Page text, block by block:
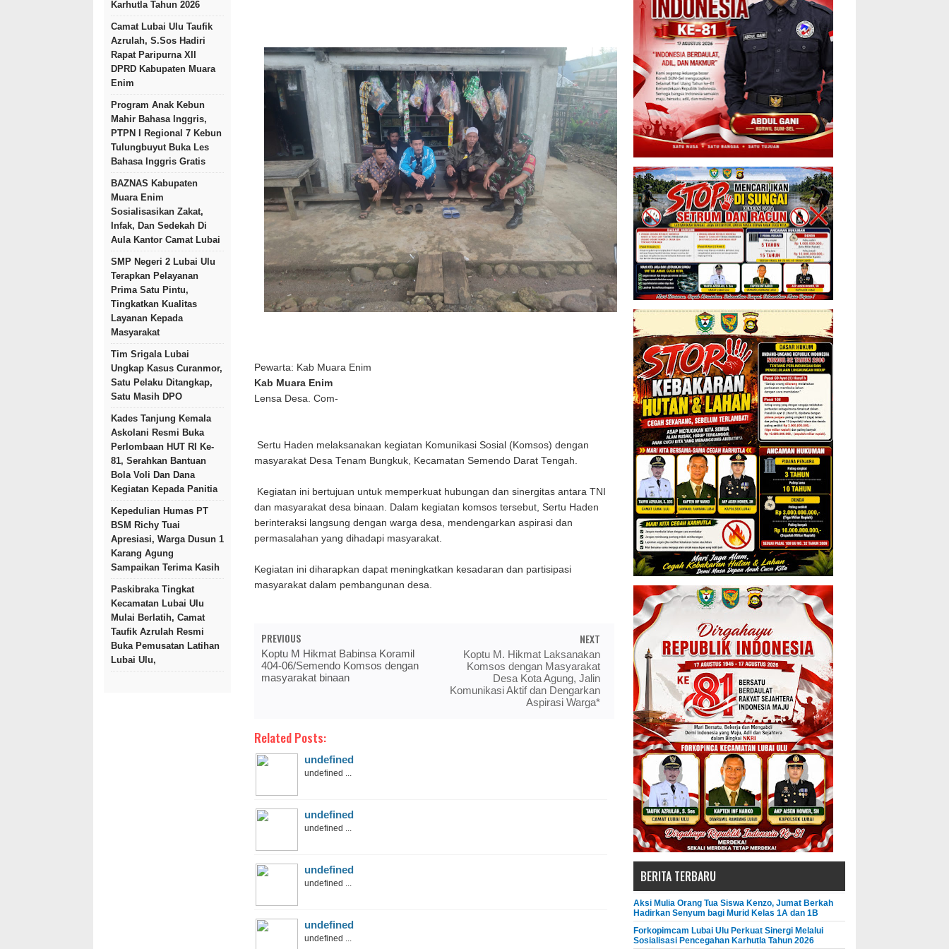
Karhutla Tahun 2026
Camat Lubai Ulu Taufik
Azrulah, S.Sos Hadiri
Rapat Paripurna XII
DPRD Kabupaten Muara
Enim
Program Anak Kebun
Mahir Bahasa Inggris,
PTPN I Regional 7 Kebun
Tulungbuyut Buka Les
Bahasa Inggris Gratis
BAZNAS Kabupaten
Muara Enim
Sosialisasikan Zakat,
Infak, Dan Sedekah Di
Aula Kantor Camat Lubai
SMP Negeri 2 Lubai Ulu
Terapkan Pelayanan
Prima Satu Pintu,
Tingkatkan Kualitas
Layanan Kepada
Masyarakat
Tim Srigala Lubai
Ungkap Kasus Curanmor,
Satu Pelaku Ditangkap,
Satu Masih DPO
Kades Tanjung Kemala
Askolani Resmi Buka
Perlombaan HUT RI Ke-
81, Serahkan Bantuan
Bola Voli Dan Dana
Kegiatan Kepada Panitia
Kepedulian Humas PT
BSM Richy Tuai
Apresiasi, Warga Dusun 1
Karang Agung
Sampaikan Terima Kasih
Paskibraka Tingkat
Kecamatan Lubai Ulu
Mulai Berlatih, Camat
Taufik Azrulah Resmi
Buka Pemusatan Latihan
Lubai Ulu,
Pewarta: Kab Muara Enim
Kab Muara Enim
Lensa Desa. Com-
Sertu Haden melaksanakan kegiatan Komunikasi Sosial (Komsos) dengan
masyarakat Desa Tenam Bungkuk, Kecamatan Semendo Darat Tengah.
Kegiatan ini bertujuan untuk memperkuat hubungan dan sinergitas antara TNI
dan masyarakat desa binaan. Dalam kegiatan komsos tersebut, Sertu Haden
berinteraksi langsung dengan warga desa, mendengarkan aspirasi dan
permasalahan yang dihadapi masyarakat.
Kegiatan ini diharapkan dapat meningkatkan kesadaran dan partisipasi
masyarakat dalam pembangunan desa.
PREVIOUS
Koptu M Hikmat Babinsa Koramil
404-06/Semendo Komsos dengan
masyarakat binaan
NEXT
Koptu M. Hikmat Laksanakan
Komsos dengan Masyarakat
Desa Kota Agung, Jalin
Komunikasi Aktif dan Dengarkan
Aspirasi Warga*
Related Posts:
undefined
undefined ...
undefined
undefined ...
undefined
undefined ...
undefined
undefined ...
BERITA TERBARU
Aksi Mulia Orang Tua Siswa Kenzo, Jumat Berkah
Hadirkan Senyum bagi Murid Kelas 1A dan 1B
Forkopimcam Lubai Ulu Perkuat Sinergi Melalui
Sosialisasi Pencegahan Karhutla Tahun 2026